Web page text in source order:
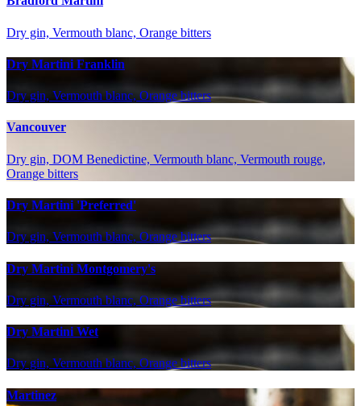
Dry gin, Vermouth blanc, Orange bitters
Dry Martini Franklin
Dry gin, Vermouth blanc, Orange bitters
Vancouver
Dry gin, DOM Benedictine, Vermouth blanc, Vermouth rouge,
Orange bitters
Dry Martini 'Preferred'
Dry gin, Vermouth blanc, Orange bitters
Dry Martini Montgomery's
Dry gin, Vermouth blanc, Orange bitters
Dry Martini Wet
Dry gin, Vermouth blanc, Orange bitters
Martinez